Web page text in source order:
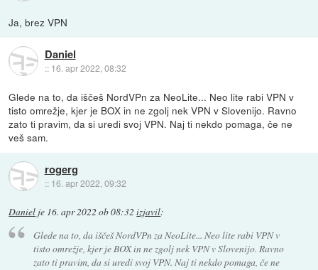
Ja, brez VPN
Daniel
:: 16. apr 2022, 08:32
Glede na to, da iščeš NordVPn za NeoLite... Neo lite rabi VPN v
tisto omrežje, kjer je BOX in ne zgolj nek VPN v Slovenijo. Ravno
zato ti pravim, da si uredi svoj VPN. Naj ti nekdo pomaga, če ne
veš sam.
rogerg
:: 16. apr 2022, 09:32
Daniel je 16. apr 2022 ob 08:32 izjavil:
Glede na to, da iščeš NordVPn za NeoLite... Neo lite rabi VPN v
tisto omrežje, kjer je BOX in ne zgolj nek VPN v Slovenijo. Ravno
zato ti pravim, da si uredi svoj VPN. Naj ti nekdo pomaga, če ne